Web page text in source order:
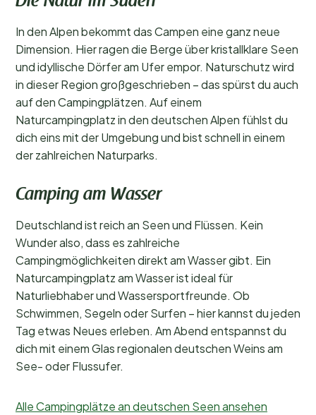
In den Alpen bekommt das Campen eine ganz neue
Dimension. Hier ragen die Berge über kristallklare Seen
und idyllische Dörfer am Ufer empor. Naturschutz wird
in dieser Region großgeschrieben – das spürst du auch
auf den Campingplätzen. Auf einem
Naturcampingplatz in den deutschen Alpen fühlst du
dich eins mit der Umgebung und bist schnell in einem
der zahlreichen Naturparks.
Camping am Wasser
Deutschland ist reich an Seen und Flüssen. Kein
Wunder also, dass es zahlreiche
Campingmöglichkeiten direkt am Wasser gibt. Ein
Naturcampingplatz am Wasser ist ideal für
Naturliebhaber und Wassersportfreunde. Ob
Schwimmen, Segeln oder Surfen – hier kannst du jeden
Tag etwas Neues erleben. Am Abend entspannst du
dich mit einem Glas regionalen deutschen Weins am
See- oder Flussufer.
Alle Campingplätze an deutschen Seen ansehen